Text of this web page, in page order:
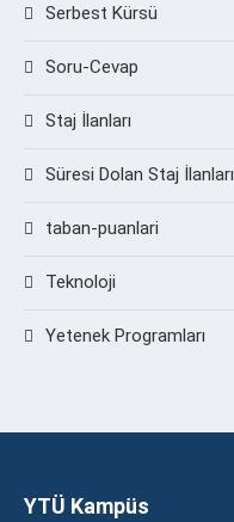
Serbest Kürsü
Soru-Cevap
Staj İlanları
Süresi Dolan Staj İlanları
taban-puanlari
Teknoloji
Yetenek Programları
YTÜ Kampüs